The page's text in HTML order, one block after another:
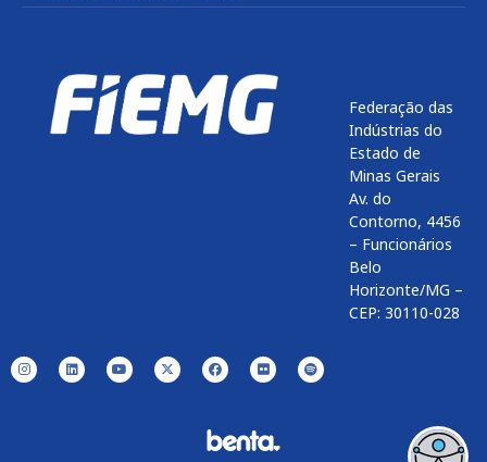
Federação das
Indústrias do
Estado de
Minas Gerais
Av. do
Contorno, 4456
– Funcionários
Belo
Horizonte/MG –
CEP: 30110-028